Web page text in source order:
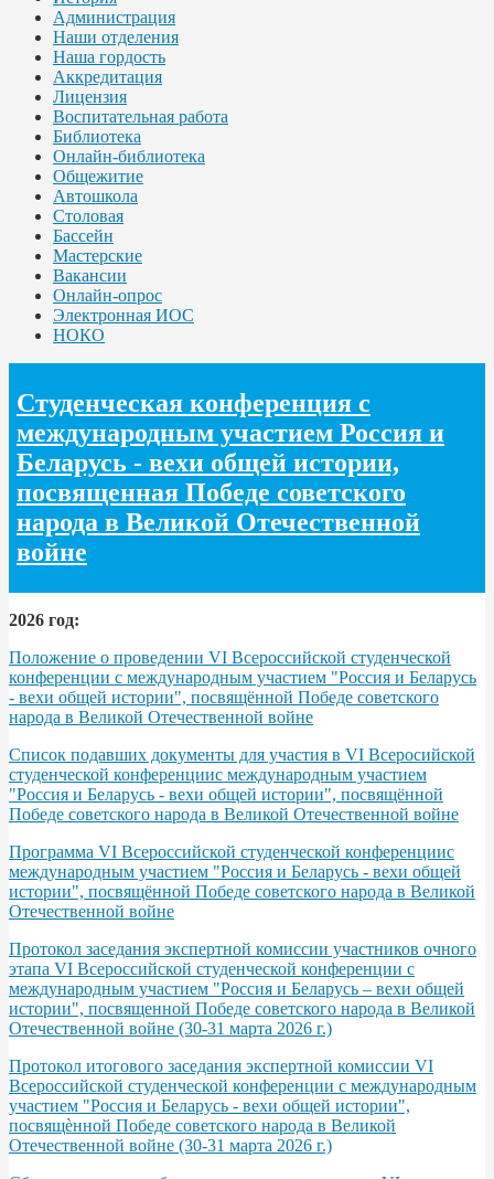
Администрация
Наши отделения
Наша гордость
Аккредитация
Лицензия
Воспитательная работа
Библиотека
Онлайн-библиотека
Общежитие
Автошкола
Столовая
Бассейн
Мастерские
Вакансии
Онлайн-опрос
Электронная ИОС
НОКО
Студенческая конференция с
международным участием Россия и
Беларусь - вехи общей истории,
посвященная Победе советского
народа в Великой Отечественной
войне
2026 год:
Положение о проведении VI Всероссийской студенческой
конференции с международным участием "Россия и Беларусь
- вехи общей истории", посвящённой Победе советского
народа в Великой Отечественной войне
Список подавших документы для участия в VI Всеросийской
студенческой конференциис международным участием
"Россия и Беларусь - вехи общей истории", посвящённой
Победе советского народа в Великой Отечественной войне
Программа VІ Всероссийской студенческой конференциис
международным участием "Россия и Беларусь - вехи общей
истории", посвящённой Победе советского народа в Великой
Отечественной войне
Протокол заседания экспертной комиссии участников очного
этапа VI Всероссийской студенческой конференции с
международным участием "Россия и Беларусь – вехи общей
истории", посвященной Победе советского народа в Великой
Отечественной войне (30-31 марта 2026 г.)
Протокол итогового заседания экспертной комиссии VI
Всероссийской студенческой конференции с международным
участием "Россия и Беларусь - вехи общей истории",
посвящѐнной Победе советского народа в Великой
Отечественной войне (30-31 марта 2026 г.)